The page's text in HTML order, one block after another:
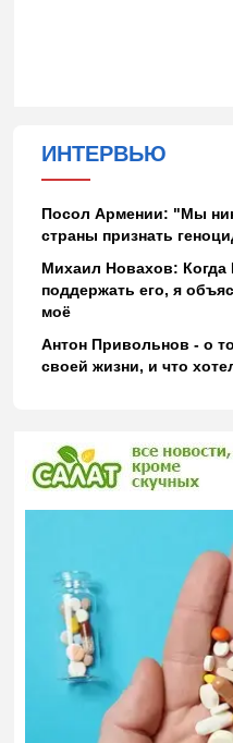
ИНТЕРВЬЮ
Посол Армении: "Мы
страны признать
Михаил Новахов:
поддержать его, я
моё
Антон Привольнов - о
своей жизни, и что